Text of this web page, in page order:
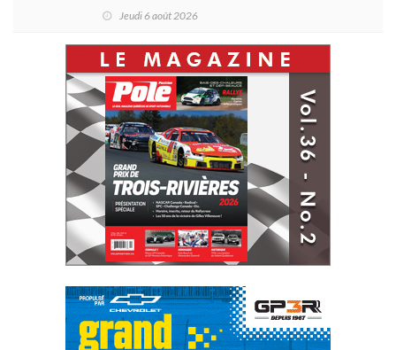
Jeudi 6 août 2026